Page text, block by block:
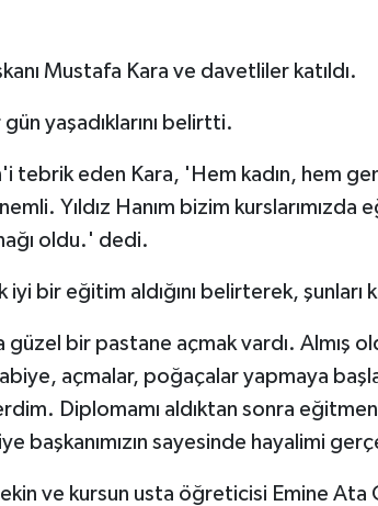
Mustafa Kara ve davetliler katıldı.
yaşadıklarını belirtti.
tebrik eden Kara, 'Hem kadın, hem
Yıldız Hanım bizim kurslarımızda
oldu.' dedi.
iyi bir eğitim aldığını belirterek, şunları
güzel bir pastane açmak vardı. Almış
açmalar, poğaçalar yapmaya
Diplomamı aldıktan sonra eğitmen
başkanımızın sayesinde hayalimi
ve kursun usta öğreticisi Emine